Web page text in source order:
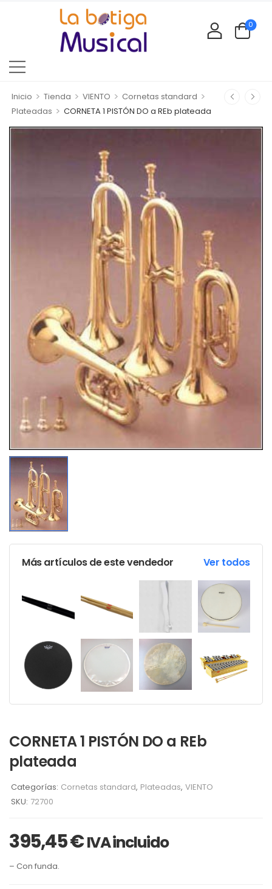
0
Inicio > Tienda > VIENTO > Cornetas standard >
Plateadas > CORNETA 1 PISTÓN DO a REb plateada
Más artículos de este vendedor Ver todos
CORNETA 1 PISTÓN DO a REb
plateada
Categorías: Cornetas standard, Plateadas, VIENTO
SKU: 72700
395,45€ IVA incluido
– Con funda.